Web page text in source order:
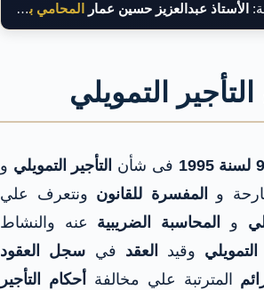
الأستاذ عبدالعزيز حسين عمار المحامي بالنقض
التمويلي
فى شأن التأجير التمويلي و
و المفسرة للقانون ونتعرف علي
و المحاسبة الضريبية عنه والنشاط
التمويلي وقيد العقد في سجل العقود
المترتبة علي مخالفة
أحكام التأجير